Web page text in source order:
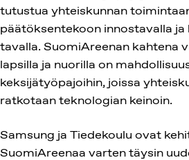
tutustua yhteiskunnan
päätöksentekoon innostavalla ja
tavalla. SuomiAreenan kahtena
lapsilla ja nuorilla on
keksijätyöpajoihin, joissa
ratkotaan teknologian keinoin.
Samsung ja Tiedekoulu ovat
SuomiAreenaa varten täysin